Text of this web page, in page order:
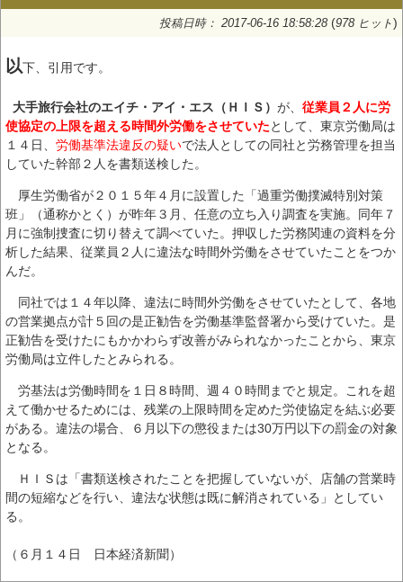
投稿日時： 2017-06-16 18:58:28 (978 ヒット)
以下、引用です。
大手旅行会社のエイチ・アイ・エス （ＨＩＳ） が、 従業員２人に労
使協定の上限を超える時間外労働をさせていたとして、東京労働局は
１４日、 労働基準法違反の疑いで法人としての同社と労務管理を担当
していた幹部２人を書類送検した。
厚生労働省が２０１５年４月に設置した「過重労働撲滅特別対策
班」（通称かとく）が昨年３月、任意の立ち入り調査を実施。同年７
月に強制捜査に切り替えて調べていた。押収した労務関連の資料を分
析した結果、従業員２人に違法な時間外労働をさせていたことをつか
んだ。
同社では１４年以降、違法に時間外労働をさせていたとして、各地
の営業拠点が計５回の是正勧告を労働基準監督署から受けていた。是
正勧告を受けたにもかかわらず改善がみられなかったことから、東京
労働局は立件したとみられる。
労基法は労働時間を１日８時間、週４０時間までと規定。これを超
えて働かせるためには、残業の上限時間を定めた労使協定を結ぶ必要
がある。違法の場合、６月以下の懲役または30万円以下の罰金の対象
となる。
ＨＩＳは「書類送検されたことを把握していないが、店舗の営業時
間の短縮などを行い、違法な状態は既に解消されている」としてい
る。
（６月１４日 日本経済新聞）